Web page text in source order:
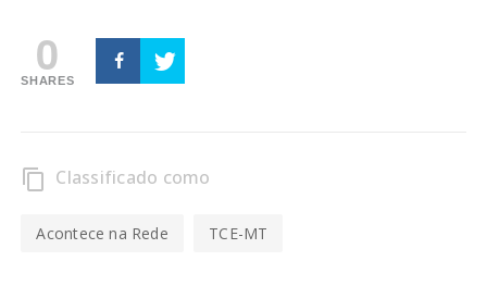
0
SHARES
content_copy Classificado como
Acontece na Rede TCE-MT